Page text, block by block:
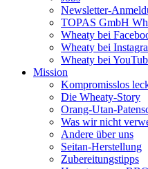
Newsletter-
TOPAS GmbH
Wheaty bei
Wheaty bei
Wheaty bei
Mission
Kompromisslos
Die Wheaty-Story
Orang-Utan-
Was wir nicht
Andere über uns
Seitan-Herstellung
Zubereitungstipps